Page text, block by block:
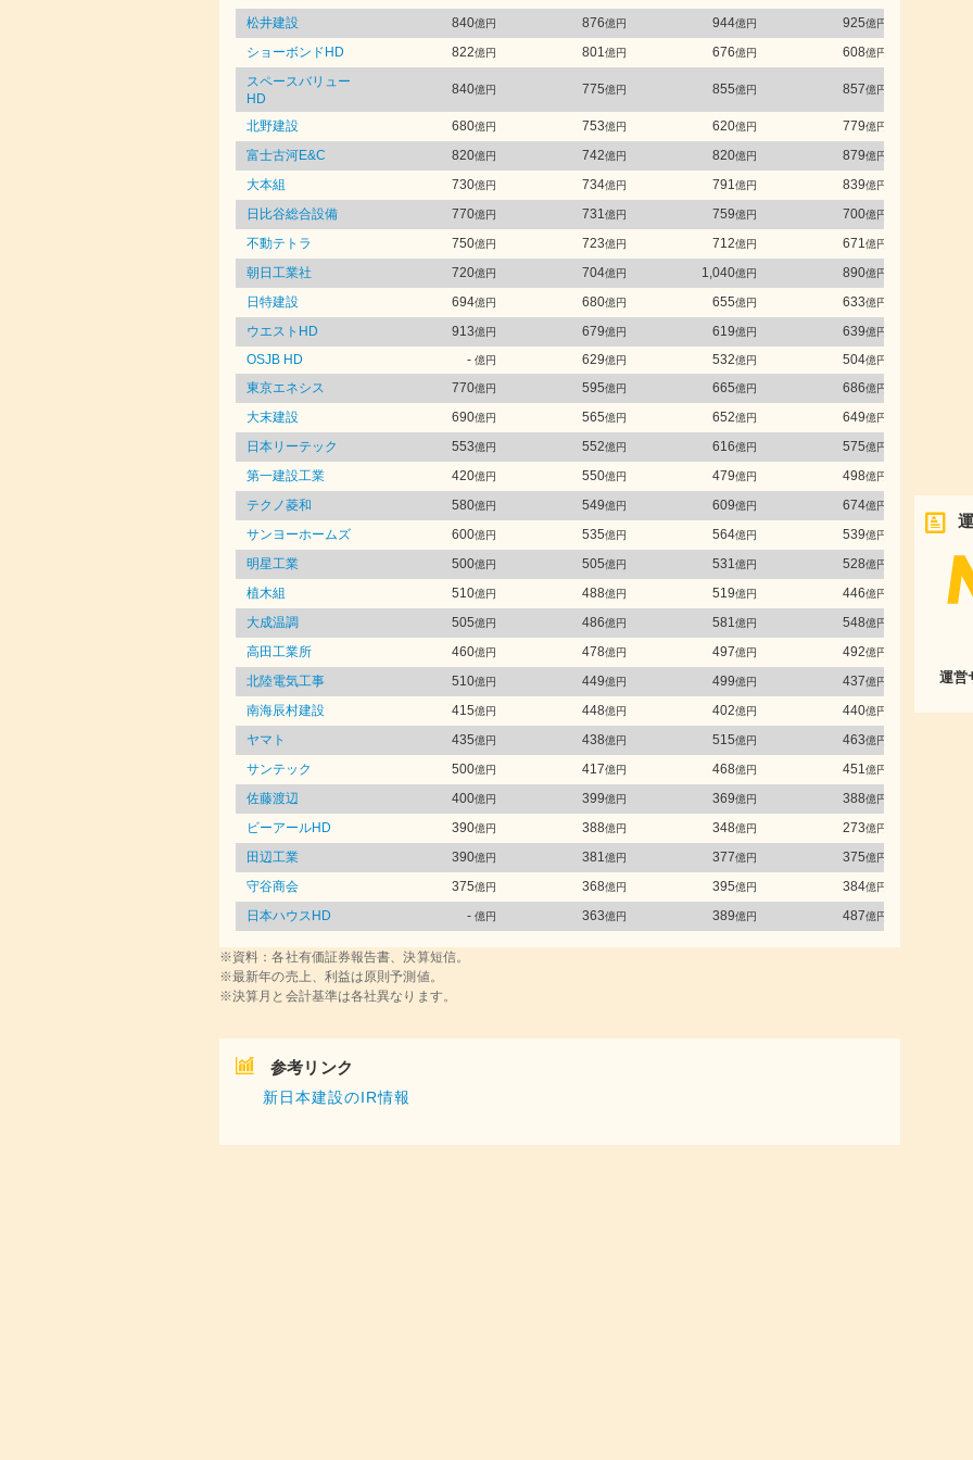
松井建設 840億円 876億円 944億円 925億円
ショーボンドHD 822億円 801億円 676億円 608億円
スペースバリュー
HD
840億円 775億円 855億円 857億円
北野建設 680億円 753億円 620億円 779億円
富士古河E&C 820億円 742億円 820億円 879億円
大本組 730億円 734億円 791億円 839億円
日比谷総合設備 770億円 731億円 759億円 700億円
不動テトラ 750億円 723億円 712億円 671億円
朝日工業社 720億円 704億円 1,040億円 890億円
日特建設 694億円 680億円 655億円 633億円
ウエストHD 913億円 679億円 619億円 639億円
OSJB HD - 億円 629億円 532億円 504億円
東京エネシス 770億円 595億円 665億円 686億円
大末建設 690億円 565億円 652億円 649億円
日本リーテック 553億円 552億円 616億円 575億円
第一建設工業 420億円 550億円 479億円 498億円
テクノ菱和 580億円 549億円 609億円 674億円
サンヨーホームズ 600億円 535億円 564億円 539億円
明星工業 500億円 505億円 531億円 528億円
植木組 510億円 488億円 519億円 446億円
大成温調 505億円 486億円 581億円 548億円
高田工業所 460億円 478億円 497億円 492億円
北陸電気工事 510億円 449億円 499億円 437億円
南海辰村建設 415億円 448億円 402億円 440億円
ヤマト 435億円 438億円 515億円 463億円
サンテック 500億円 417億円 468億円 451億円
佐藤渡辺 400億円 399億円 369億円 388億円
ビーアールHD 390億円 388億円 348億円 273億円
田辺工業 390億円 381億円 377億円 375億円
守谷商会 375億円 368億円 395億円 384億円
日本ハウスHD - 億円 363億円 389億円 487億円
※資料：各社有価証券報告書、決算短信。
※最新年の売上、利益は原則予測値。
※決算月と会計基準は各社異なります。
参考リンク
新日本建設のIR情報
運営